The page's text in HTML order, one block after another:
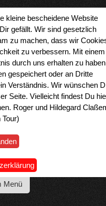
Roger & Hilde
Menü
kleine bescheidene Website
gefällt. Wir sind gesetzlich
zu machen, dass wir
zu verbessern. Mit einem
durch uns erhalten zu
gespeichert oder an Dritte
Verständnis. Wir wünschen
Seite. Vielleicht findest Du
Roger und Hildegard
Tour)